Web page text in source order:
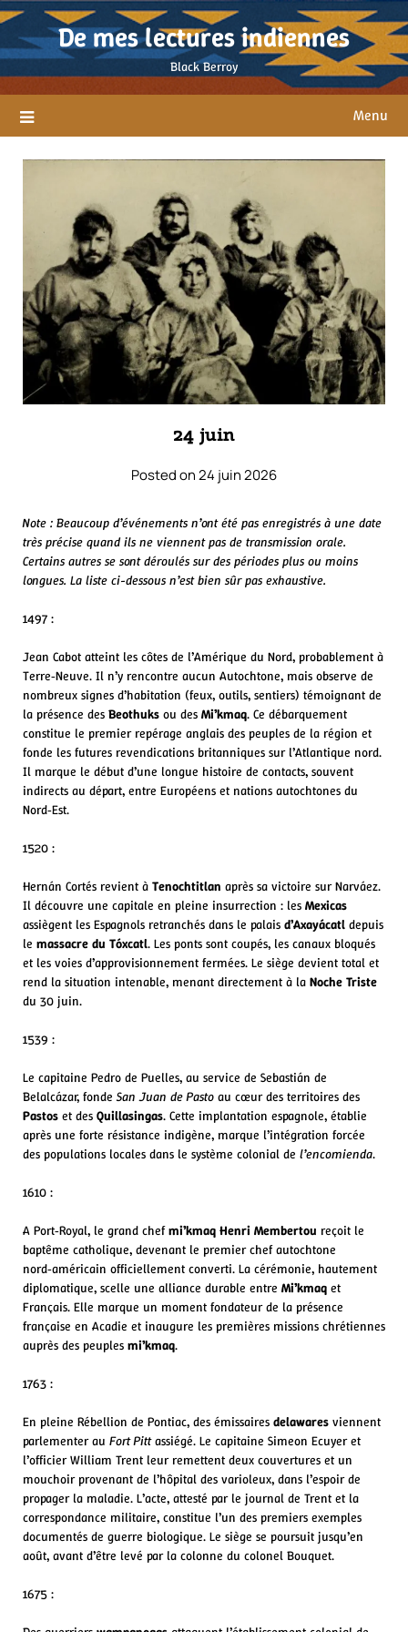
Skip
content
De mes lectures indiennes
Black Berroy
Menu
24 juin
Posted on 24 juin 2026
Note : Beaucoup d’événements n’ont été pas enregistrés à une date
très précise quand ils ne viennent pas de transmission orale.
Certains autres se sont déroulés sur des périodes plus ou moins
longues. La liste ci-dessous n’est bien sûr pas exhaustive.
1497 :
Jean Cabot atteint les côtes de l’Amérique du Nord, probablement à
Terre‑Neuve. Il n’y rencontre aucun Autochtone, mais observe de
nombreux signes d’habitation (feux, outils, sentiers) témoignant de
la présence des Beothuks ou des Mi’kmaq. Ce débarquement
constitue le premier repérage anglais des peuples de la région et
fonde les futures revendications britanniques sur l’Atlantique nord.
Il marque le début d’une longue histoire de contacts, souvent
indirects au départ, entre Européens et nations autochtones du
Nord‑Est.
1520 :
Hernán Cortés revient à Tenochtitlan après sa victoire sur Narváez.
Il découvre une capitale en pleine insurrection : les Mexicas
assiègent les Espagnols retranchés dans le palais d’Axayácatl depuis
le massacre du Tóxcatl. Les ponts sont coupés, les canaux bloqués
et les voies d’approvisionnement fermées. Le siège devient total et
rend la situation intenable, menant directement à la Noche Triste
du 30 juin.
1539 :
Le capitaine Pedro de Puelles, au service de Sebastián de
Belalcázar, fonde San Juan de Pasto au cœur des territoires des
Pastos et des Quillasingas. Cette implantation espagnole, établie
après une forte résistance indigène, marque l’intégration forcée
des populations locales dans le système colonial de l’encomienda.
1610 :
A Port‑Royal, le grand chefmi’kmaq Henri Membertou reçoit le
baptême catholique, devenant le premier chef autochtone
nord‑américain officiellement converti. La cérémonie, hautement
diplomatique, scelle une alliance durable entre Mi’kmaq et
Français. Elle marque un moment fondateur de la présence
française en Acadie et inaugure les premières missions chrétiennes
auprès des peuples mi’kmaq.
1763 :
En pleine Rébellion de Pontiac, des émissaires delawares viennent
parlementer au Fort Pittassiégé. Le capitaine Simeon Ecuyer et
l’officier William Trent leur remettent deux couvertures et un
mouchoir provenant de l’hôpital des varioleux, dans l’espoir de
propager la maladie. L’acte, attesté par le journal de Trent et la
correspondance militaire, constitue l’un des premiers exemples
documentés de guerre biologique. Le siège se poursuit jusqu’en
août, avant d’être levé par la colonne du colonel Bouquet.
1675 :